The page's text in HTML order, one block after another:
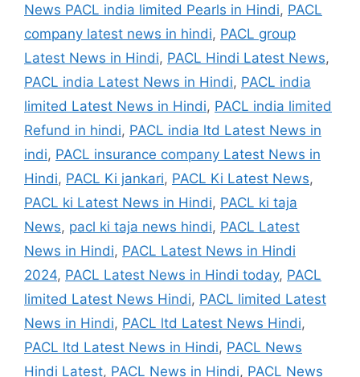
News PACL india limited Pearls in Hindi, PACL
company latest news in hindi, PACL group
Latest News in Hindi, PACL Hindi Latest News,
PACL india Latest News in Hindi, PACL india
limited Latest News in Hindi, PACL india limited
Refund in hindi, PACL india ltd Latest News in
indi, PACL insurance company Latest News in
Hindi, PACL Ki jankari, PACL Ki Latest News,
PACL ki Latest News in Hindi, PACL ki taja
News, pacl ki taja news hindi, PACL Latest
News in Hindi, PACL Latest News in Hindi
2024, PACL Latest News in Hindi today, PACL
limited Latest News Hindi, PACL limited Latest
News in Hindi, PACL ltd Latest News Hindi,
PACL ltd Latest News in Hindi, PACL News
Hindi Latest, PACL News in Hindi, PACL News